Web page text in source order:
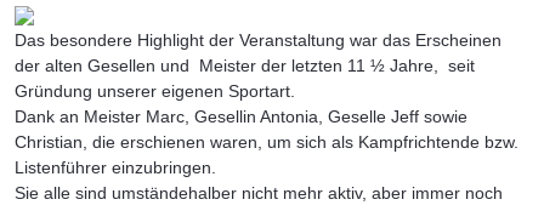
Das besondere Highlight der Veranstaltung war das Erscheinen
der alten Gesellen und Meister der letzten 11 ½ Jahre, seit
Gründung unserer eigenen Sportart.
Dank an Meister Marc, Gesellin Antonia, Geselle Jeff sowie
Christian, die erschienen waren, um sich als Kampfrichtende bzw.
Listenführer einzubringen.
Sie alle sind umständehalber nicht mehr aktiv, aber immer noch